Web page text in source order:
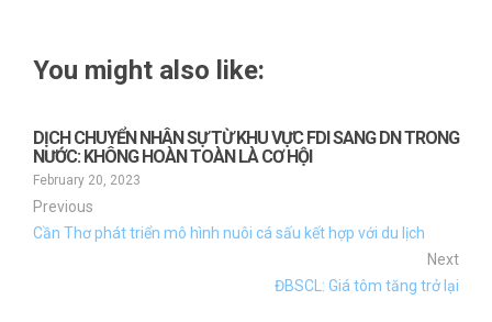
You might also like:
DỊCH CHUYỂN NHÂN SỰ TỪ KHU VỰC FDI SANG DN TRONG
NƯỚC: KHÔNG HOÀN TOÀN LÀ CƠ HỘI
February 20, 2023
Previous
Cần Thơ phát triển mô hình nuôi cá sấu kết hợp với du lịch
Next
ĐBSCL: Giá tôm tăng trở lại